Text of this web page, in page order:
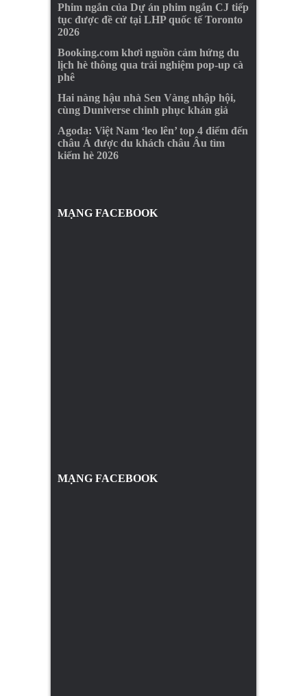
Phim ngắn của Dự án phim ngắn CJ tiếp
tục được đề cử tại LHP quốc tế Toronto
2026
Booking.com khơi nguồn cảm hứng du
lịch hè thông qua trải nghiệm pop-up cà
phê
Hai nàng hậu nhà Sen Vàng nhập hội,
cùng Duniverse chinh phục khán giả
Agoda: Việt Nam ‘leo lên’ top 4 điểm đến
châu Á được du khách châu Âu tìm
kiếm hè 2026
MẠNG FACEBOOK
MẠNG FACEBOOK